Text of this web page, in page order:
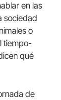
en las
sociedad
o
tiempo-
qué
de